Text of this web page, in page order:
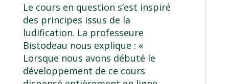
Le cours en question s’est inspiré
des principes issus de la
ludification. La professeure
Bistodeau nous explique : «
Lorsque nous avons débuté le
développement de ce cours